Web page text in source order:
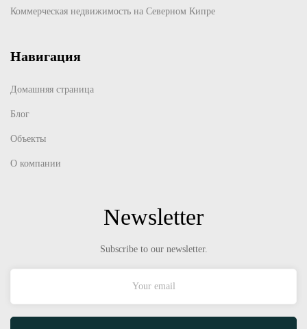
Коммерческая недвижимость на Северном Кипре
Навигация
Домашняя страница
Блог
Объекты
О компании
Newsletter
Subscribe to our newsletter.